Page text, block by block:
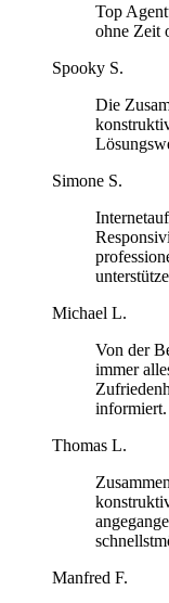
Top
ohne Zeit
Spooky S.
Die
Simone S.
Michael L.
Von der
immer
informiert.
Thomas L.
Manfred F.